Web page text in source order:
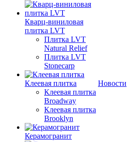
Кварц-виниловая
плитка LVT
Плитка LVT
Natural Relief
Плитка LVT
Stonecarp
Клеевая плитка
Клеевая плитка
Broadway
Клеевая плитка
Brooklyn
Керамогранит
Новости